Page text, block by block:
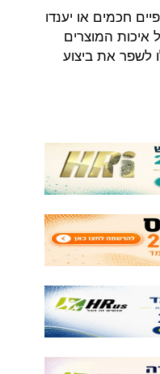
חכמים או יענדו
איכות המוצרים
לשפר את ביצוע